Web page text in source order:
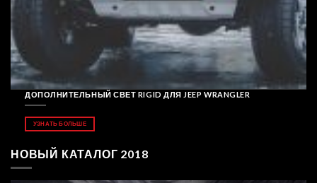
ДОПОЛНИТЕЛЬНЫЙ СВЕТ RIGID ДЛЯ JEEP WRANGLER
УЗНАТЬ БОЛЬШЕ
НОВЫЙ КАТАЛОГ 2018